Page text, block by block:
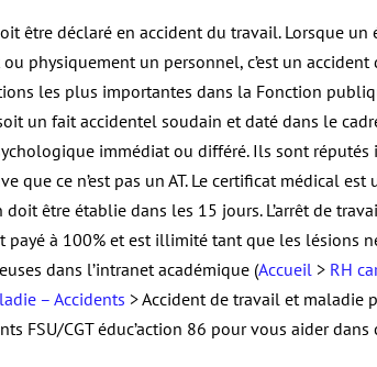
être déclaré en accident du travail. Lorsque un
physiquement un personnel, c’est un
les plus importantes dans la Fonction
un fait accidentel soudain et daté dans le
immédiat ou différé. Ils sont réputés
que ce n’est pas un AT. Le certificat médical est
être établie dans les 15 jours. L’arrêt de
payé à 100% et est illimité tant que les lésions
dans l’intranet académique (Accueil > RH
– Accidents > Accident de travail et maladie
FSU/CGT éduc’action 86 pour vous aider dans